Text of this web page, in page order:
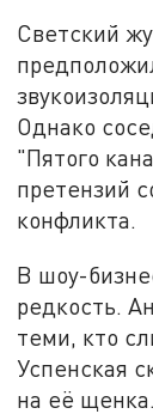
Светский
Однако
"Пятого
претензий
конфликта.
В шоу-
редкость.
теми, кто
Успенская
на её